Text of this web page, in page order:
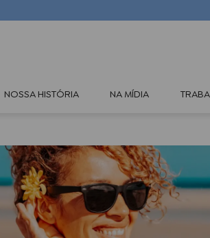
NOSSA HISTÓRIA NA MÍDIA
3º
rosa mosqueta
4º
hidraderm
5º body splash